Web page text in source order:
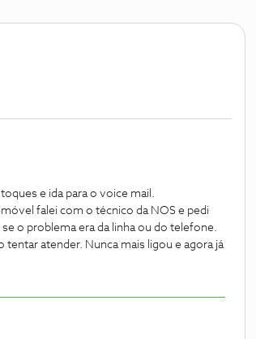
e ida para o voice mail.
falei com o técnico da NOS e pedi
o problema era da linha ou do telefone.
atender. Nunca mais ligou e agora já